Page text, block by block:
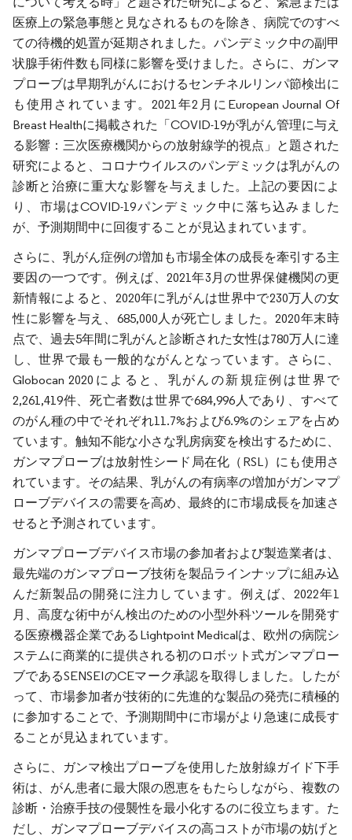
医療上の緊急事態と見なされるものを除き、病院でのすべ
ての待機的処置が延期されました。パンデミック中の副甲
状腺手術件数も同様に影響を受けました。さらに、ガンマ
プローブは早期乳がんにおけるセンチネルリンパ節検出に
も使用されています。2021年2月にEuropean Journal Of
Breast Healthに掲載された「COVID-19が乳がん管理に与え
る影響：三次医療機関からの放射線学的視点」と題された
研究によると、コロナウイルスのパンデミックは乳がんの
診断と治療に重大な影響を与えました。上記の要因によ
り、市場はCOVID-19パンデミック中に落ち込みました
が、予測期間中に回復することが見込まれています。
さらに、乳がん症例の増加も市場全体の成長を牽引する主
要因の一つです。例えば、2021年3月の世界保健機関の更
新情報によると、2020年に乳がんは世界中で230万人の女
性に影響を与え、685,000人が死亡しました。2020年末時
点で、過去5年間に乳がんと診断された女性は780万人に達
し、世界で最も一般的ながんとなっています。さらに、
Globocan 2020によると、乳がんの新規症例は世界で
2,261,419件、死亡者数は世界で684,996人であり、すべて
のがん種の中でそれぞれ11.7%および6.9%のシェアを占め
ています。触知不能な小さな乳房病変を検出するために、
ガンマプローブは放射性シード局在化（RSL）にも使用さ
れています。その結果、乳がんの有病率の増加がガンマプ
ローブデバイスの需要を高め、最終的に市場成長を加速さ
せると予測されています。
ガンマプローブデバイス市場の参加者および製造業者は、
最先端のガンマプローブ技術を製品ラインナップに組み込
んだ新製品の開発に注力しています。例えば、2022年1
月、高度な術中がん検出のための小型外科ツールを開発す
る医療機器企業であるLightpoint Medicalは、欧州の病院シ
ステムに商業的に提供される初のロボット式ガンマプロー
ブであるSENSEIのCEマーク承認を取得しました。したが
って、市場参加者が技術的に先進的な製品の発売に積極的
に参加することで、予測期間中に市場がより急速に成長す
ることが見込まれています。
さらに、ガンマ検出プローブを使用した放射線ガイド下手
術は、がん患者に最大限の恩恵をもたらしながら、複数の
診断・治療手技の侵襲性を最小化するのに役立ちます。た
だし、ガンマプローブデバイスの高コストが市場の妨げと